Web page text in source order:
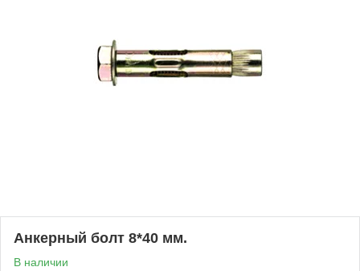
Анкерный болт 8*40 мм.
В наличии